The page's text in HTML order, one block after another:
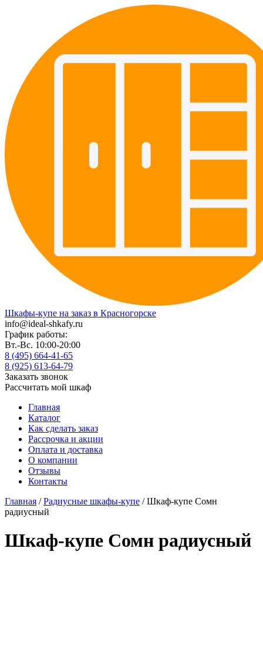
Шкафы-купе на заказ в Красногорске
info@ideal-shkafy.ru
График работы:
Вт.-Вс. 10:00-20:00
8 (495) 664-41-65
8 (925) 613-64-79
Заказать звонок
Рассчитать мой шкаф
Главная
Каталог
Как сделать заказ
Рассрочка и акции
Оплата и доставка
О компании
Отзывы
Контакты
Главная /Радиусные шкафы-купе / Шкаф-купе Сомн
радиусный
Шкаф-купе Сомн радиусный